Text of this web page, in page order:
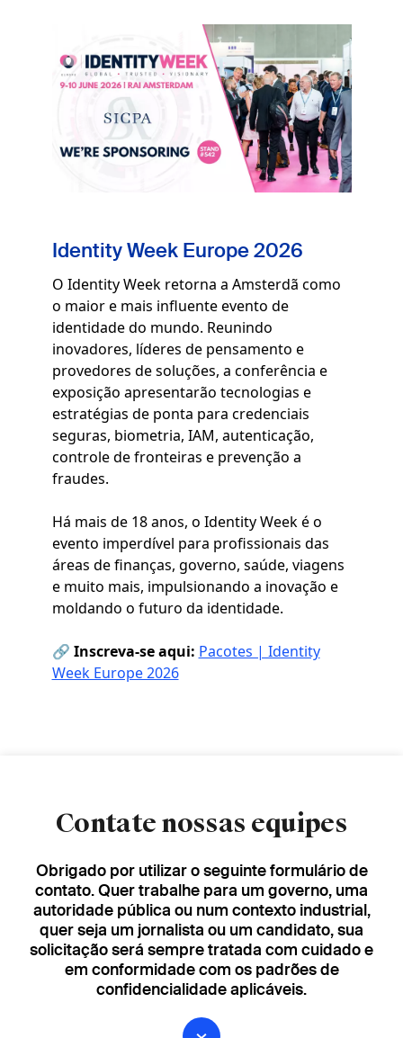
Identity Week Europe 2026
O Identity Week retorna a Amsterdã como
o maior e mais influente evento de
identidade do mundo. Reunindo
inovadores, líderes de pensamento e
provedores de soluções, a conferência e
exposição apresentarão tecnologias e
estratégias de ponta para credenciais
seguras, biometria, IAM, autenticação,
controle de fronteiras e prevenção a
fraudes.
Há mais de 18 anos, o Identity Week é o
evento imperdível para profissionais das
áreas de finanças, governo, saúde, viagens
e muito mais, impulsionando a inovação e
moldando o futuro da identidade.
🔗 Inscreva-se aqui: Pacotes | Identity
Week Europe 2026
Contate nossas equipes
Obrigado por utilizar o seguinte formulário de
contato. Quer trabalhe para um governo, uma
autoridade pública ou num contexto industrial,
quer seja um jornalista ou um candidato, sua
solicitação será sempre tratada com cuidado e
em conformidade com os padrões de
confidencialidade aplicáveis.